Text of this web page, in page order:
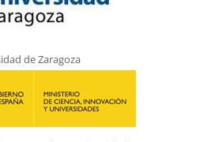
de Zaragoza